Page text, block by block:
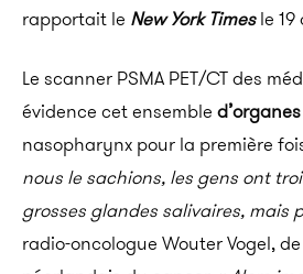
rapportait le New York Timesle 19
Le scanner PSMA PET/CT des
évidence cet ensemble d’organes
nasopharynx pour la première
nous le sachions, les gens ont
grosses glandes salivaires, mais
radio-oncologue Wouter Vogel,